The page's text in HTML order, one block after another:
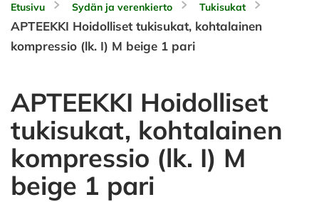
Etusivu Sydän ja verenkierto Tukisukat
APTEEKKI Hoidolliset tukisukat, kohtalainen
kompressio (lk. I) M beige 1 pari
APTEEKKI Hoidolliset
tukisukat, kohtalainen
kompressio (lk. I) M
beige 1 pari